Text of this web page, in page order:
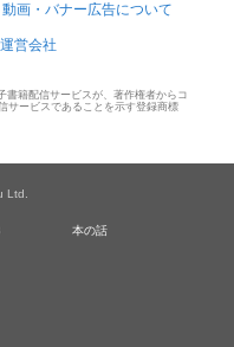
動画・バナー広告について
運営会社
書籍配信サービスが、著作権者からコ
サービスであることを示す登録商標
Ltd.
本の話